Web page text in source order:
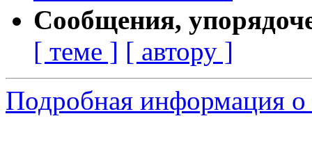
Сообщения,
[ теме ] [ автору ]
Подробная информация